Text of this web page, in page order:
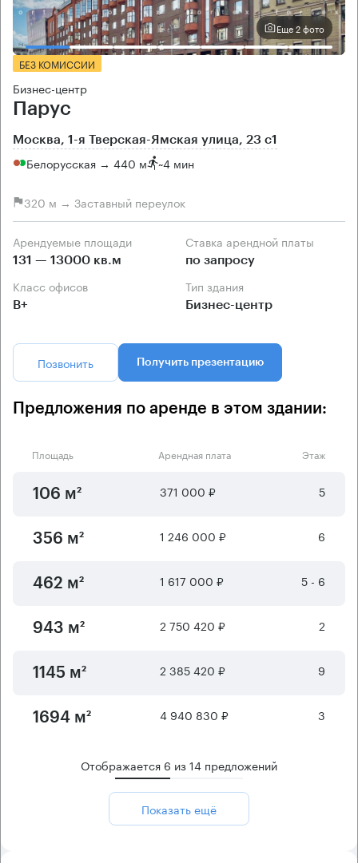
Еще 2 фото
БЕЗ КОМИССИИ
Бизнес-центр
Парус
Москва, 1-я Тверская-Ямская улица, 23 с1
Белорусская → 440 м ~4 мин
320 м → Заставный переулок
Арендуемые площади
131 — 13000 кв.м
Ставка арендной платы
по запросу
Класс офисов
B+
Тип здания
Бизнес-центр
Позвонить Получить презентацию
Предложения по аренде в этом здании:
Площадь Арендная плата Этаж
106 м² 371 000 ₽ 5
356 м² 1 246 000 ₽ 6
462 м² 1 617 000 ₽ 5 - 6
943 м² 2 750 420 ₽ 2
1145 м² 2 385 420 ₽ 9
1694 м² 4 940 830 ₽ 3
Отображается 6 из14 предложений
Показать ещё